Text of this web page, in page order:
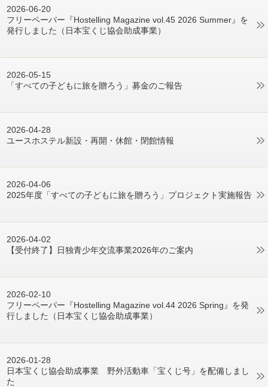
2026-06-20
フリーペーパー『Hostelling Magazine vol.45 2026 Summer』を
発行しました（日本宝くじ協会助成事業）
2026-05-15
「すべての子どもに旅を贈ろう」募金のご報告
2026-04-28
ユースホステル新設・再開・休館・閉館情報
2026-04-06
2025年度「すべての子どもに旅を贈ろう」プロジェクト実施報告
2026-04-02
【受付終了】日独青少年交流事業2026年のご案内
2026-02-10
フリーペーパー『Hostelling Magazine vol.44 2026 Spring』を発
行しました（日本宝くじ協会助成事業）
2026-01-28
日本宝くじ協会助成事業 野外活動車「宝くじ号」を配備しまし
た